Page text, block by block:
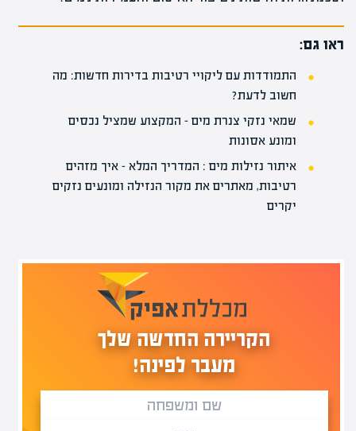
ראו גם:
התמודדות עם ליקויי רטיבות בדירות חדשות: מה
חשוב לדעת?
שמאי נזקי צנרת מים – המקצוע שמציל נכסים
ומונע אסונות
איתור נזילות מים : המדריך המלא – איך מזהים
רטיבות, מאתרים את מקור הנזילה ומונעים נזקים
יקרים
הקריירה החדשה שלך
מעבר לפינה!